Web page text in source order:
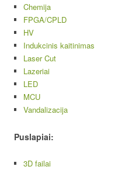
Chemija
FPGA/CPLD
HV
Indukcinis kaitinimas
Laser Cut
Lazeriai
LED
MCU
Vandalizacija
Puslapiai:
3D failai